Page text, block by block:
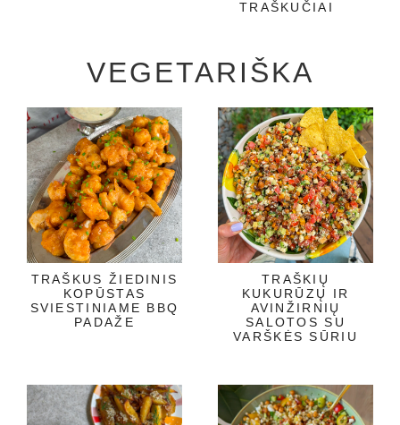
TRAŠKUČIAI
VEGETARIŠKA
TRAŠKUS ŽIEDINIS
KOPŪSTAS
SVIESTINIAME BBQ
PADAŽE
TRAŠKIŲ
KUKURŪZŲ IR
AVINŽIRNIŲ
SALOTOS SU
VARŠKĖS SŪRIU